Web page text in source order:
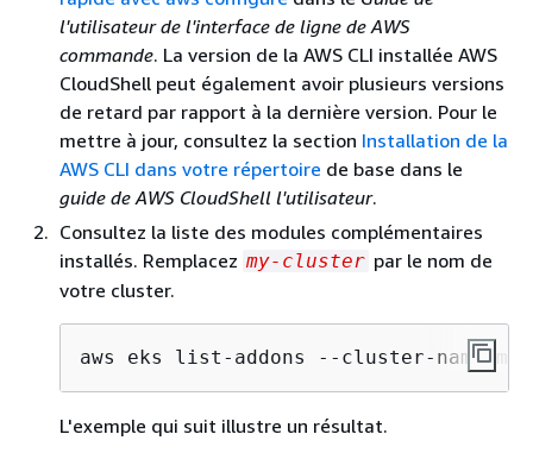
l'utilisateur de l'interface de ligne de AWS
commande. La version de la AWS CLI installée AWS
CloudShell peut également avoir plusieurs versions
de retard par rapport à la dernière version. Pour le
mettre à jour, consultez la section Installation de la
AWS CLI dans votre répertoire de base dans le
guide de AWS CloudShell l'utilisateur.
Consultez la liste des modules complémentaires
installés. Remplacez my-cluster par le nom de
votre cluster.
aws eks list-addons --cluster-name
L'exemple qui suit illustre un résultat.